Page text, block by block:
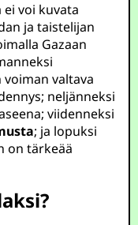
ei voi kuvata
ja taistelijan
Gazaan
valtava
neljänneksi
viidenneksi
; ja lopuksi
on tärkeää